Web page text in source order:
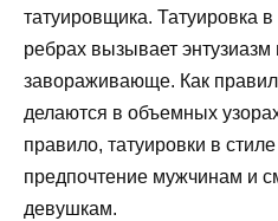
татуировщика. Татуировка
ребрах вызывает энтузиазм
завораживающе. Как
делаются в объемных
правило, татуировки в
предпочтение мужчинам и
девушкам.